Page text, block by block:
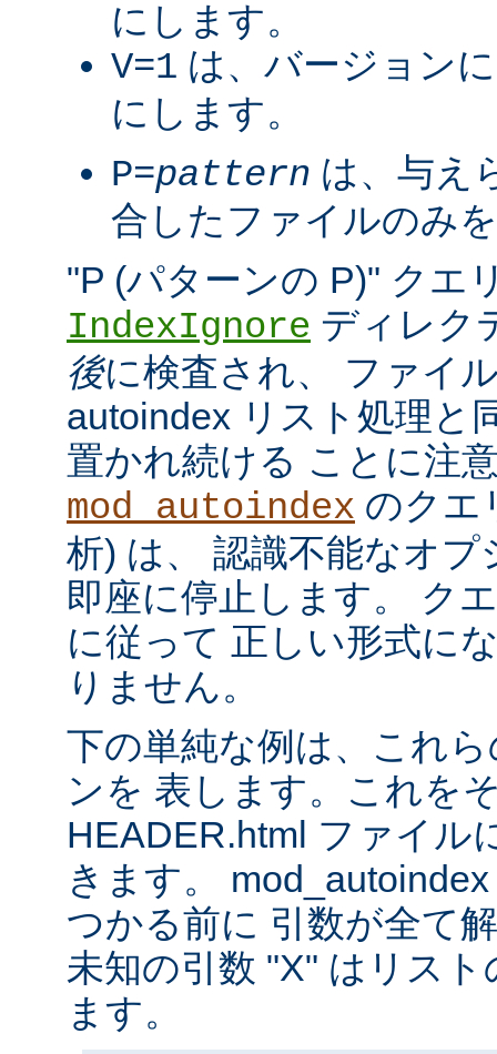
にします。
V=1 は、バージョン
にします。
P=pattern は、与え
合したファイルのみ
"P (パターンの P)" クエ
IndexIgnore ディレク
後に検査され、 ファイ
autoindex リスト処理と
置かれ続ける ことに注
mod_autoindex のクエ
析) は、 認識不能なオ
即座に停止します。 ク
に従って 正しい形式に
りません。
下の単純な例は、これ
ンを 表します。これを
HEADER.html ファイル
きます。
つかる前に 引数が全て
未知の引数 "X" はリス
ます。